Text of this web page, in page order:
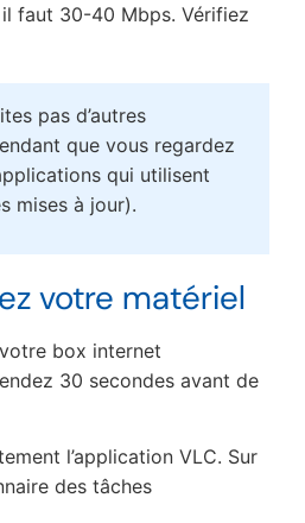
faut 30-40 Mbps. Vérifiez
pas d’autres
que vous regardez
qui utilisent
mises à jour).
votre matériel
box internet
30 secondes avant de
l’application VLC. Sur
des tâches